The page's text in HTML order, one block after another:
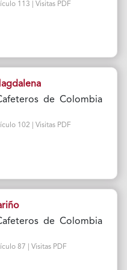
113 | Visitas PDF
de Colombia
102 | Visitas PDF
de Colombia
87 | Visitas PDF